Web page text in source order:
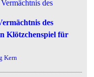
des
Klötzchenspiel für
Kern